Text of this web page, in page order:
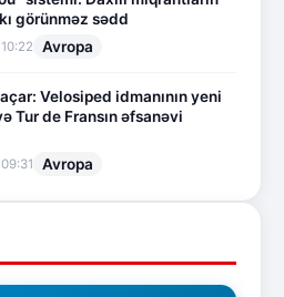
görünməz sədd
Avropa
Velosiped idmanının yeni
Tur de Fransın əfsanəvi
Avropa